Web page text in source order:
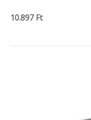
10.897 Ft